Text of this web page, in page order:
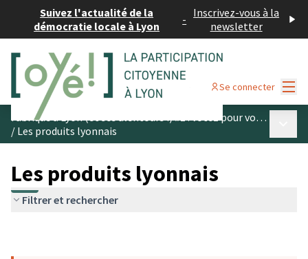
Suivez l'actualité de la
démocratie locale à Lyon
- Inscrivez-vous à la
newsletter
Se connecter
Fabriqué à Lyon (et ses alentours !) #1 : votez pour vos produits préférés
/ Les produits lyonnais
Les produits lyonnais
Filtrer et rechercher